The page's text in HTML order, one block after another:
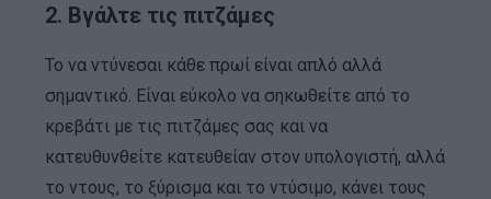
2. Βγάλτε τις πιτζάμες
Το να ντύνεσαι κάθε πρωί είναι απλό αλλά
σημαντικό. Είναι εύκολο να σηκωθείτε από το
κρεβάτι με τις πιτζάμες σας και να
κατευθυνθείτε κατευθείαν στον υπολογιστή, αλλά
το ντους, το ξύρισμα και το ντύσιμο, κάνει τους